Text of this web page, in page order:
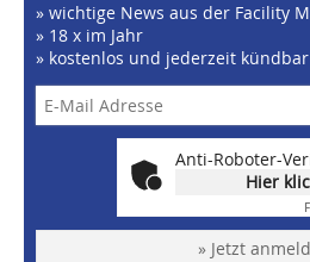
» wichtige News aus der Facility
» 18 x im Jahr
» kostenlos und jederzeit kündbar
Anti-Roboter-
Hier
» Jetzt